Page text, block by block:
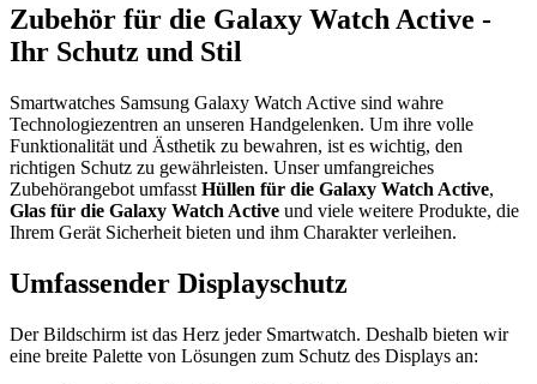
Zubehör für die Galaxy Watch Active -
Ihr Schutz und Stil
Smartwatches Samsung Galaxy Watch Active sind wahre
Technologiezentren an unseren Handgelenken. Um ihre volle
Funktionalität und Ästhetik zu bewahren, ist es wichtig, den
richtigen Schutz zu gewährleisten. Unser umfangreiches
Zubehörangebot umfasst Hüllen für die Galaxy Watch Active,
Glas für die Galaxy Watch Active und viele weitere Produkte, die
Ihrem Gerät Sicherheit bieten und ihm Charakter verleihen.
Umfassender Displayschutz
Der Bildschirm ist das Herz jeder Smartwatch. Deshalb bieten wir
eine breite Palette von Lösungen zum Schutz des Displays an: